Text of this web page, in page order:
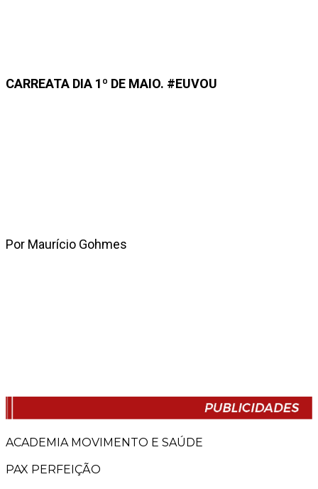
CARREATA DIA 1º DE MAIO. #EUVOU
Por Maurício Gohmes
ACADEMIA MOVIMENTO E SAÚDE
PAX PERFEIÇÃO